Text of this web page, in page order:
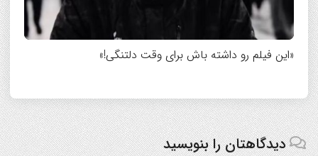
«این فیلم رو داشته باش برای وقت دلتنگی!»
دیدگاهتان را بنویسید